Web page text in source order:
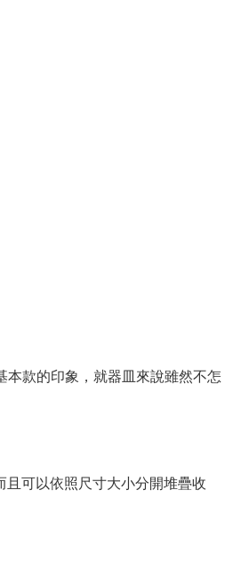
款的印象，就器皿來說雖然不怎
可以依照尺寸大小分開堆疊收